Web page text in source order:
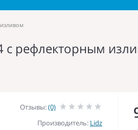
с рефлекторным
Отзывы:(0)
Производитель: Lidz